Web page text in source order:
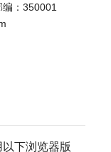
：350001
下浏览器版